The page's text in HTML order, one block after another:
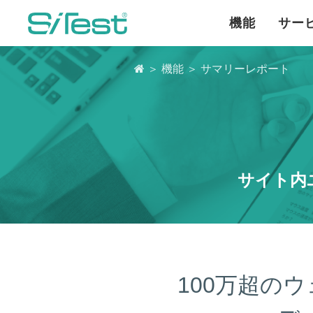
サイト内
 ＞ 機能 ＞ サマリーレポート
100万超のウ
機能 サー